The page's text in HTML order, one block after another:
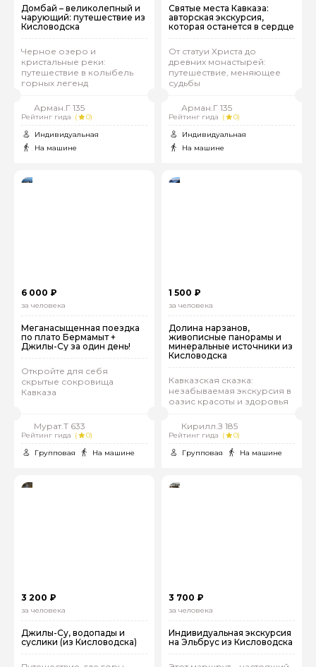
Домбай – великолепный и
чарующий: путешествие из
Кисловодска
Черное озеро и
кристальные реки:
путешествие в колыбель
горных легенд
Арман.Г 135
Рейтинг гида (
0)
Индивидуальная
На машине
Святые места Кавказа:
авторская экскурсия,
которая останется в сердце
От статуи Христа до
древних монастырей:
путешествие, меняющее
судьбы
Арман.Г 135
Рейтинг гида (
0)
Индивидуальная
На машине
6 000 ₽
за человека
Меганасыщенная поездка
по плато Бермамыт +
Джилы-Су за один день!
Откройте для себя
скрытые сокровища
Кавказа
Мурат.Т 633
Рейтинг гида (
0)
Групповая
На машине
1 500 ₽
за человека
Долина нарзанов,
живописные панорамы и
минеральные источники из
Кисловодска
Кавказская сказка:
незабываемая экскурсия в
оазис красоты и здоровья
Кирилл.З 185
Рейтинг гида (
0)
Групповая
На машине
3 200 ₽
за человека
Джилы-Су, водопады и
суслики (из Кисловодска)
3 700 ₽
за человека
Индивидуальная экскурсия
на Эльбрус из Кисловодска